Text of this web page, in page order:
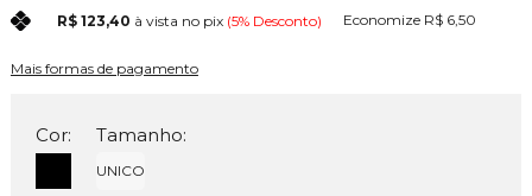
R$ 123,40 à vista no pix (5% Desconto) Economize R$ 6,50
Mais formas de pagamento
Cor: Tamanho:
UNICO